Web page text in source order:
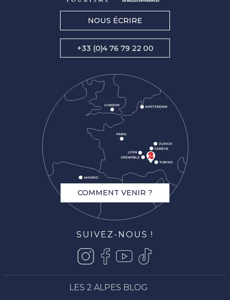
NOUS ÉCRIRE
+33 (0)4 76 79 22 00
COMMENT VENIR ?
SUIVEZ-NOUS !
LES 2 ALPES BLOG